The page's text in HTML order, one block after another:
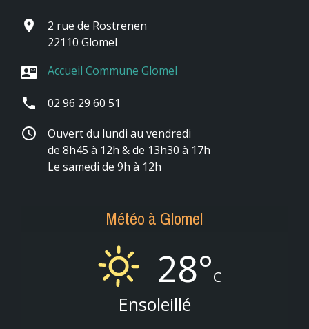
place
2 rue de Rostrenen
22110 Glomel
contact_mail Accueil Commune Glomel
phone 02 96 29 60 51
schedule
Ouvert du lundi au vendredi
de 8h45 à 12h & de 13h30 à 17h
Le samedi de 9h à 12h
Météo à Glomel
28°C
Ensoleillé